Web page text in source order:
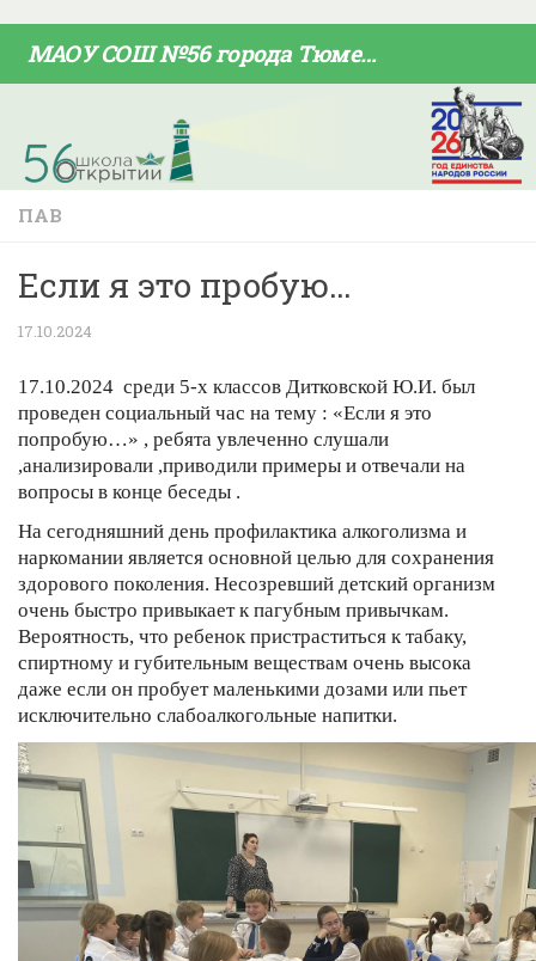
МАОУ СОШ №56 города Тюмени
ПАВ
Если я это пробую…
17.10.2024
17.10.2024 среди 5-х классов Дитковской Ю.И. был
проведен социальный час на тему : «Если я это
попробую…» , ребята увлеченно слушали
,анализировали ,приводили примеры и отвечали на
вопросы в конце беседы .
На сегодняшний день профилактика алкоголизма и
наркомании является основной целью для сохранения
здорового поколения. Несозревший детский организм
очень быстро привыкает к пагубным привычкам.
Вероятность, что ребенок пристраститься к табаку,
спиртному и губительным веществам очень высока
даже если он пробует маленькими дозами или пьет
исключительно слабоалкогольные напитки.